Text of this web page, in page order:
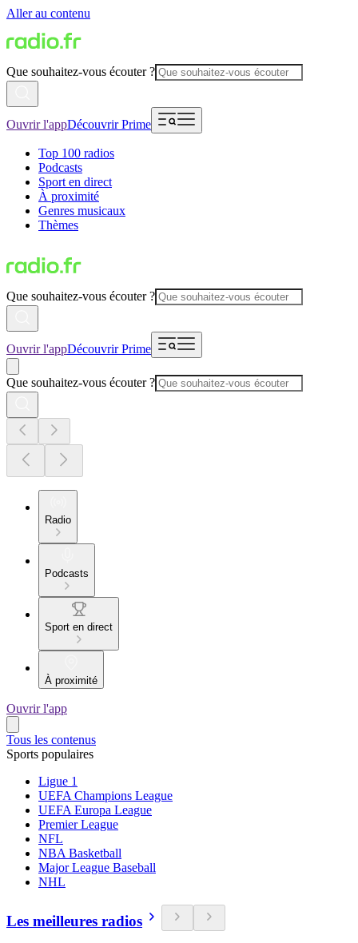
Aller au contenu
Que souhaitez-vous écouter ?
Ouvrir l'appDécouvrir Prime
Top 100 radios
Podcasts
Sport en direct
À proximité
Genres musicaux
Thèmes
Que souhaitez-vous écouter ?
Ouvrir l'appDécouvrir Prime
Que souhaitez-vous écouter ?
Radio
Podcasts
Sport en direct
À proximité
Ouvrir l'app
Tous les contenus
Sports populaires
Ligue 1
UEFA Champions League
UEFA Europa League
Premier League
NFL
NBA Basketball
Major League Baseball
NHL
Les meilleures radios